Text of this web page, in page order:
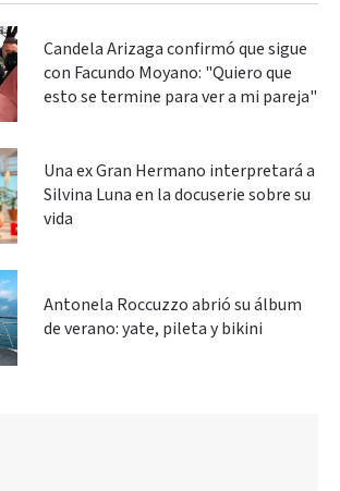
Candela Arizaga confirmó que sigue
con Facundo Moyano: "Quiero que
esto se termine para ver a mi pareja"
Una ex Gran Hermano interpretará a
Silvina Luna en la docuserie sobre su
vida
Antonela Roccuzzo abrió su álbum
de verano: yate, pileta y bikini